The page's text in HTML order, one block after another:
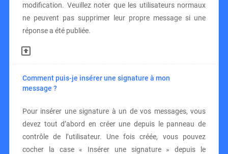
modification. Veuillez noter que les utilisateurs normaux
ne peuvent pas supprimer leur propre message si une
réponse a été publiée.
Comment puis-je insérer une signature à mon
message ?
Pour insérer une signature à un de vos messages, vous
devez tout d’abord en créer une depuis le panneau de
contrôle de l’utilisateur. Une fois créée, vous pouvez
cocher la case « Insérer une signature » depuis le